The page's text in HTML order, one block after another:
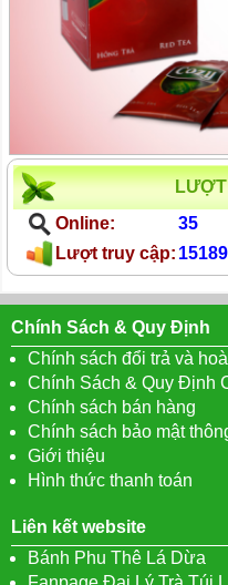
LƯỢT
Online:
35
Lượt truy cập:
Chính Sách & Quy Định
Chính sách đổi trả và
Chính Sách & Quy Định
Chính sách bán hàng
Chính sách bảo mật
Giới thiệu
Hình thức thanh toán
Liên kết website
Bánh Phu Thê Lá Dừa